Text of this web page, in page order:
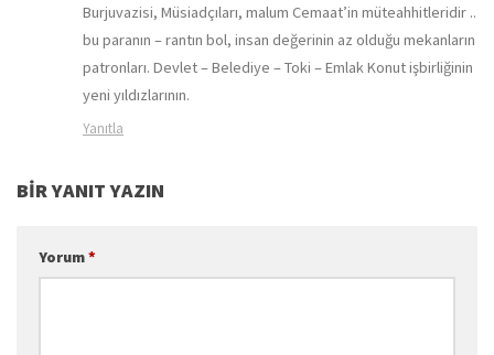
Burjuvazisi, Müsiadçıları, malum Cemaat’in müteahhitleridir ..
bu paranın – rantın bol, insan değerinin az olduğu mekanların
patronları. Devlet – Belediye – Toki – Emlak Konut işbirliğinin
yeni yıldızlarının.
Yanıtla
BIR YANIT YAZIN
Yorum*